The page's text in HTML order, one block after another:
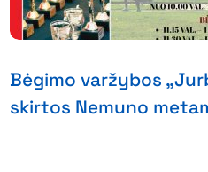
Bėgimo varžybos
skirtos Nemuno